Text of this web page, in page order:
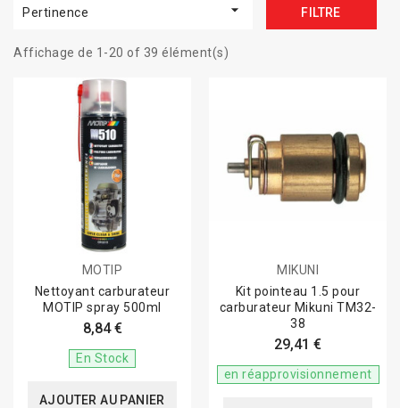
Pertinence  FILTRE
Affichage de 1-20 of 39 élément(s)
MOTIP
Nettoyant carburateur
MOTIP spray 500ml
8,84 €
En Stock
AJOUTER AU PANIER
MIKUNI
Kit pointeau 1.5 pour
carburateur Mikuni TM32-
38
29,41 €
en réapprovisionnement